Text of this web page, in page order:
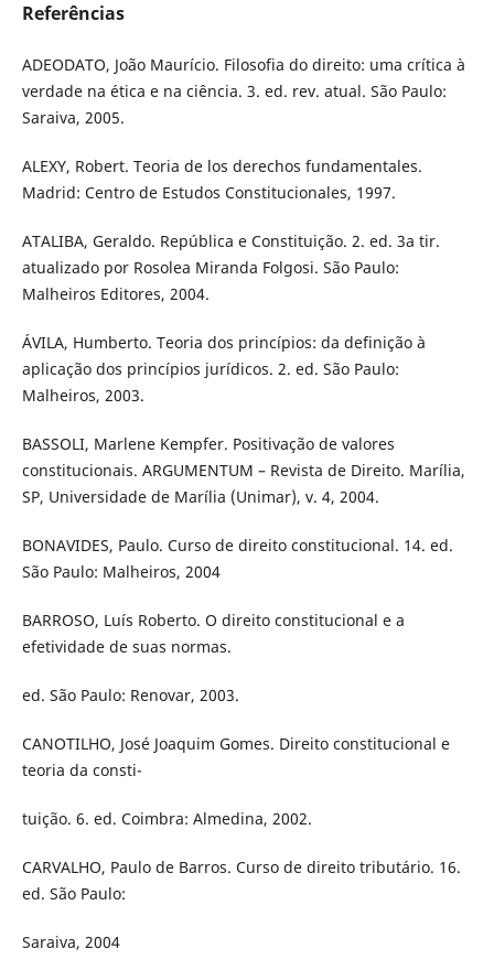
Referências
ADEODATO, João Maurício. Filosofia do direito: uma crítica à
verdade na ética e na ciência. 3. ed. rev. atual. São Paulo:
Saraiva, 2005.
ALEXY, Robert. Teoria de los derechos fundamentales.
Madrid: Centro de Estudos Constitucionales, 1997.
ATALIBA, Geraldo. República e Constituição. 2. ed. 3a tir.
atualizado por Rosolea Miranda Folgosi. São Paulo:
Malheiros Editores, 2004.
ÁVILA, Humberto. Teoria dos princípios: da definição à
aplicação dos princípios jurídicos. 2. ed. São Paulo:
Malheiros, 2003.
BASSOLI, Marlene Kempfer. Positivação de valores
constitucionais. ARGUMENTUM – Revista de Direito. Marília,
SP, Universidade de Marília (Unimar), v. 4, 2004.
BONAVIDES, Paulo. Curso de direito constitucional. 14. ed.
São Paulo: Malheiros, 2004
BARROSO, Luís Roberto. O direito constitucional e a
efetividade de suas normas.
ed. São Paulo: Renovar, 2003.
CANOTILHO, José Joaquim Gomes. Direito constitucional e
teoria da consti-
tuição. 6. ed. Coimbra: Almedina, 2002.
CARVALHO, Paulo de Barros. Curso de direito tributário. 16.
ed. São Paulo:
Saraiva, 2004